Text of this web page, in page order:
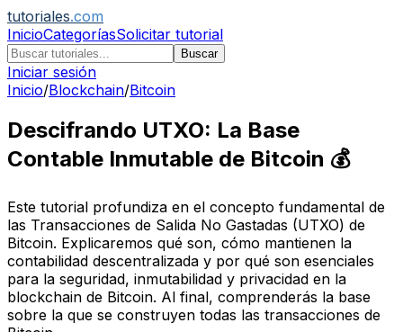
tutoriales.com
InicioCategoríasSolicitar tutorial
Buscar
Iniciar sesión
Inicio/Blockchain/Bitcoin
Descifrando UTXO: La Base
Contable Inmutable de Bitcoin 💰
Este tutorial profundiza en el concepto fundamental de
las Transacciones de Salida No Gastadas (UTXO) de
Bitcoin. Explicaremos qué son, cómo mantienen la
contabilidad descentralizada y por qué son esenciales
para la seguridad, inmutabilidad y privacidad en la
blockchain de Bitcoin. Al final, comprenderás la base
sobre la que se construyen todas las transacciones de